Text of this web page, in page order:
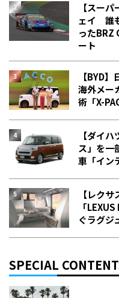
【スー
ェイ 誰
った
ート
【BYD
海外メー
術「X-
【ダイ
ス」を一
車「イン
【レク
「
ぐラグジ
SPECIAL